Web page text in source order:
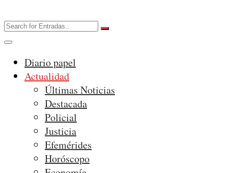
Diario papel
Actualidad
Últimas Noticias
Destacada
Policial
Justicia
Efemérides
Horóscopo